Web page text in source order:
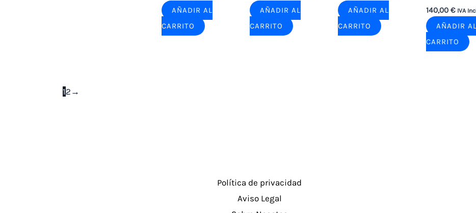
AÑADIR AL
CARRITO
AÑADIR AL
CARRITO
AÑADIR AL
CARRITO
140,00€ IVA
AÑADIR AL
CARRITO
12 →
Política de privacidad
Aviso Legal